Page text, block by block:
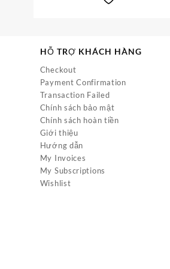
HỖ TRỢ KHÁCH HÀNG
Checkout
Payment Confirmation
Transaction Failed
Chính sách bảo mật
Chính sách hoàn tiền
Giới thiệu
Hướng dẫn
My Invoices
My Subscriptions
Wishlist